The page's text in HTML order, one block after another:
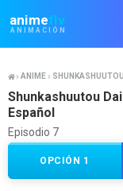
animeflv
ANIMACIÓN
Animeflv
ANIME
Shunkashuutou
Español
Episodio 7
OPCIÓN 1